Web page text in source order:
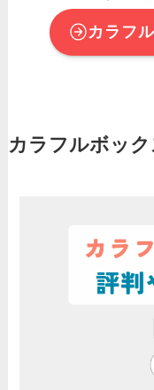
カラフ
カラフルボッ